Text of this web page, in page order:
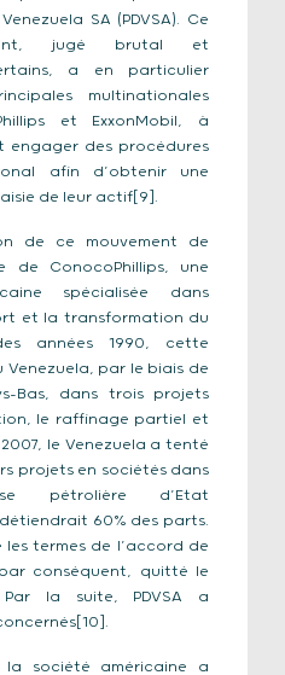
SA (PDVSA). Ce
jugé brutal et
a en particulier
multinationales
et ExxonMobil, à
engager des procédures
afin d’obtenir une
de leur actif[9].
de ce mouvement de
de ConocoPhillips, une
spécialisée dans
et la transformation du
années 1990, cette
par le biais de
Bas, dans trois projets
le raffinage partiel et
le Venezuela a tenté
projets en sociétés dans
pétrolière d’Etat
détiendrait 60% des parts.
termes de l’accord de
conséquent, quitté le
Par la suite, PDVSA a
la société américaine a